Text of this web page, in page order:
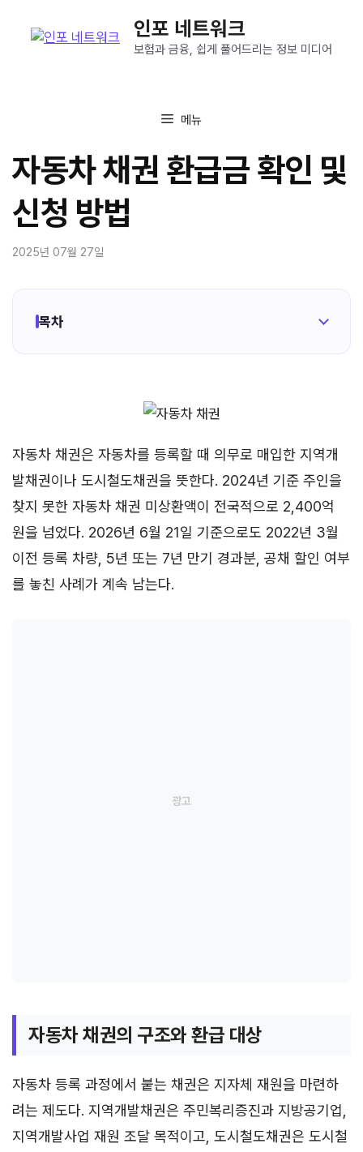
인포 네트워크
보험과 금융, 쉽게 풀어드리는 정보 미디어
메뉴
자동차 채권 환급금 확인 및
신청 방법
2025년 07월 27일
목차
자동차 채권은 자동차를 등록할 때 의무로 매입한 지역개
발채권이나 도시철도채권을 뜻한다. 2024년 기준 주인을
찾지 못한 자동차 채권 미상환액이 전국적으로 2,400억
원을 넘었다. 2026년 6월 21일 기준으로도 2022년 3월
이전 등록 차량, 5년 또는 7년 만기 경과분, 공채 할인 여부
를 놓친 사례가 계속 남는다.
자동차 채권의 구조와 환급 대상
자동차 등록 과정에서 붙는 채권은 지자체 재원을 마련하
려는 제도다. 지역개발채권은 주민복리증진과 지방공기업,
지역개발사업 재원 조달 목적이고, 도시철도채권은 도시철